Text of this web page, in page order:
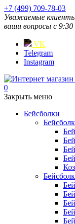
+7 (499) 709-78-03
Уважаемые
ваши вопросы с 9:30
VK
Telegram
Instagram
0
Закрыть меню
Бейсболки